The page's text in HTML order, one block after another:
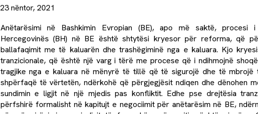
23 nëntor, 2021
Anëtarësimi në Bashkimin Evropian (BE), apo më saktë,
Hercegovinës (BH) në BE është shtytësi kryesor për reforma, që
ballafaqimit me të kaluarën dhe trashëgiminë nga e kaluara. Kjo
tranzicionale, që është një varg i tërë me procese që i ndihmojnë
tragjike nga e kaluara në mënyrë të tillë që të sigurojë dhe të mbrojë
shpërfaqë të vërtetën, ndërkohë që përgjegjësit ndiqen dhe dënohen
sundimin e ligjit në një mjedis pas konfliktit. Edhe pse drejtësia
përfshirë formalisht në kapitujt e negociimit për anëtarësim në BE,